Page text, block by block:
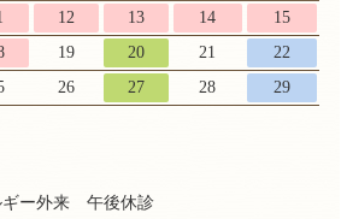
12 13 14
15
19 20 21
22
26 27 28
29
ー外来 午後休診